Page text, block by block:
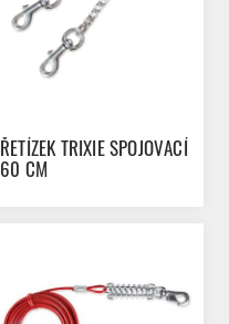
ŘETÍZEK TRIXIE SPOJOVACÍ
60 CM